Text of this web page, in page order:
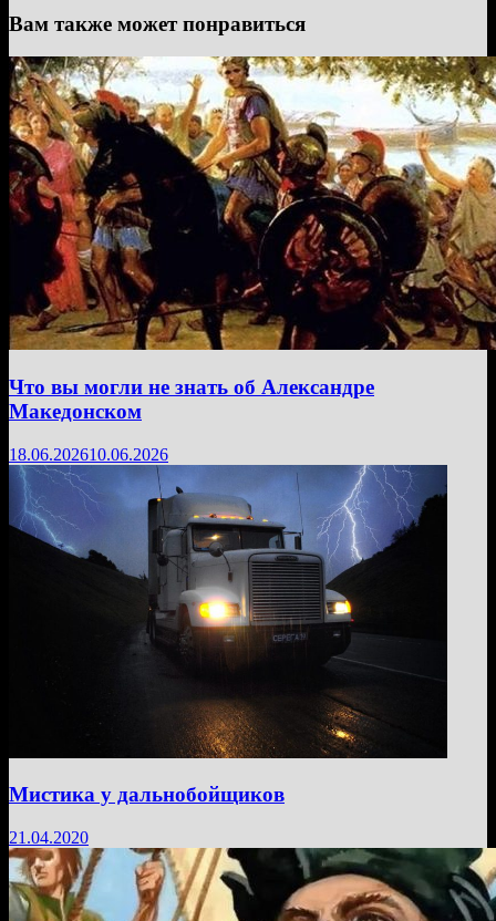
Вам также может понравиться
Что вы могли не знать об Александре
Македонском
18.06.202610.06.2026
Мистика у дальнобойщиков
21.04.2020